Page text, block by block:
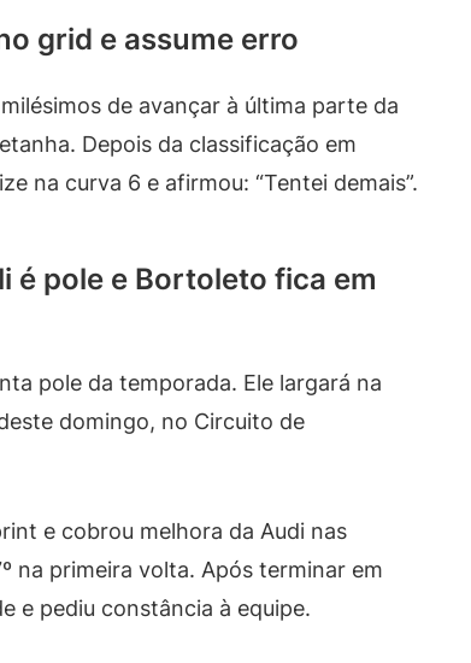
grid e assume erro
de avançar à última parte da
Depois da classificação em
na curva 6 e afirmou: “Tentei demais”.
é pole e Bortoleto fica em
pole da temporada. Ele largará na
domingo, no Circuito de
e cobrou melhora da Audi nas
na primeira volta. Após terminar em
e pediu constância à equipe.